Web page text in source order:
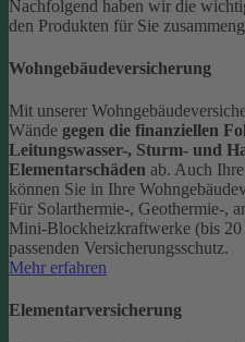
Nachfolgend haben wir die
den Produkten für Sie
Wohngebäudeversicherung
Mit unserer
Wände gegen die finanziellen
Leitungswasser-, Sturm- und
Elementarschäden ab. Auch
können Sie in Ihre
Für Solarthermie-, Geothermie-,
Mini-Blockheizkraftwerke (bis
passenden Versicherungsschutz.
Mehr erfahren
Elementarversicherung